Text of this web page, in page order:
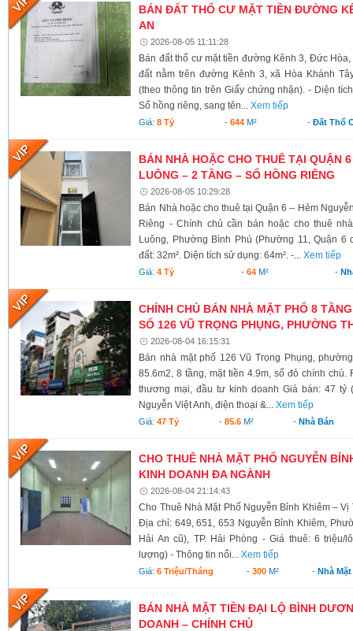
BÁN ĐẤT THỔ CƯ MẶT TIỀN ĐƯỜNG
AN
2026-08-05 11:11:28
Bán đất thổ cư mặt tiền đường Kênh 3, Đức
đất nằm trên đường Kênh 3, xã Hòa Khánh
(theo thông tin trên Giấy chứng nhận). - Diện
Sổ hồng riêng, sang tên...Xem tiếp
Giá:8 Tỷ -644 M² - Đất Thổ
BÁN NHÀ HOẶC CHO THUÊ TẠI QUẬN
LUÔNG – 2 TẦNG – SỔ HỒNG RIÊNG
2026-08-05 10:29:28
Bán Nhà hoặc cho thuê tại Quận 6 – Hẻm
Riêng - Chính chủ cần bán hoặc cho thuê
Luông, Phường Bình Phú (Phường 11, Quận 6
đất: 32m². Diện tích sử dụng: 64m². -...Xem tiếp
Giá:4 Tỷ - 64M² -
CHÍNH CHỦ BÁN NHÀ MẶT PHỐ 8
SỐ 126 VŨ TRỌNG PHỤNG, PHƯỜNG
2026-08-04 16:15:31
Bán nhà mặt phố 126 Vũ Trọng Phụng,
85.6m2, 8 tầng, mặt tiền 4.9m, sổ đỏ chính
thương mại, đầu tư kinh doanh Giá bán: 47
Nguyễn Việt Anh, điện thoại &...Xem tiếp
Giá:47 Tỷ - 85.6M² - Nhà Bán
CHO THUÊ NHÀ MẶT PHỐ NGUYỄN
KINH DOANH ĐA NGÀNH
2026-08-04 21:14:43
Cho Thuê Nhà Mặt Phố Nguyễn Bỉnh Khiêm –
Địa chỉ: 649, 651, 653 Nguyễn Bỉnh Khiêm,
Hải An cũ), TP. Hải Phòng - Giá thuê: 6 triệu/
lượng) - Thông tin nổi...Xem tiếp
Giá:6 Triệu/tháng -300 M² - Nhà
BÁN NHÀ MẶT TIỀN ĐẠI LỘ BÌNH
DOANH – CHÍNH CHỦ